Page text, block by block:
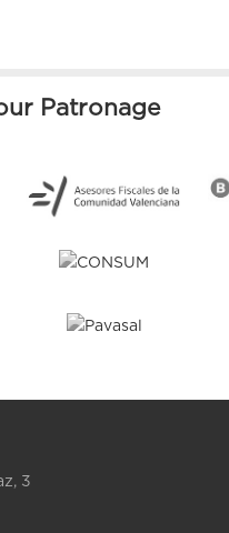
Patronage
3